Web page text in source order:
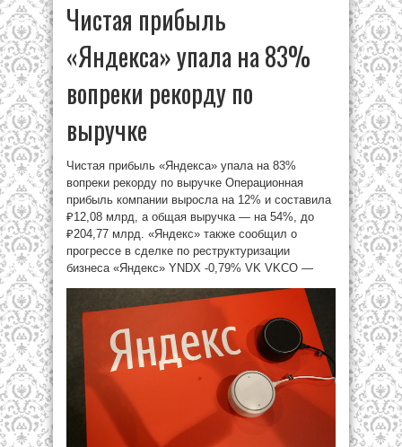
Чистая прибыль
«Яндекса» упала на 83%
вопреки рекорду по
выручке
Чистая прибыль «Яндекса» упала на 83%
вопреки рекорду по выручке Операционная
прибыль компании выросла на 12% и составила
₽12,08 млрд, а общая выручка — на 54%, до
₽204,77 млрд. «Яндекс» также сообщил о
прогрессе в сделке по реструктуризации
бизнеса «Яндекс» YNDX -0,79% VK VKCO —